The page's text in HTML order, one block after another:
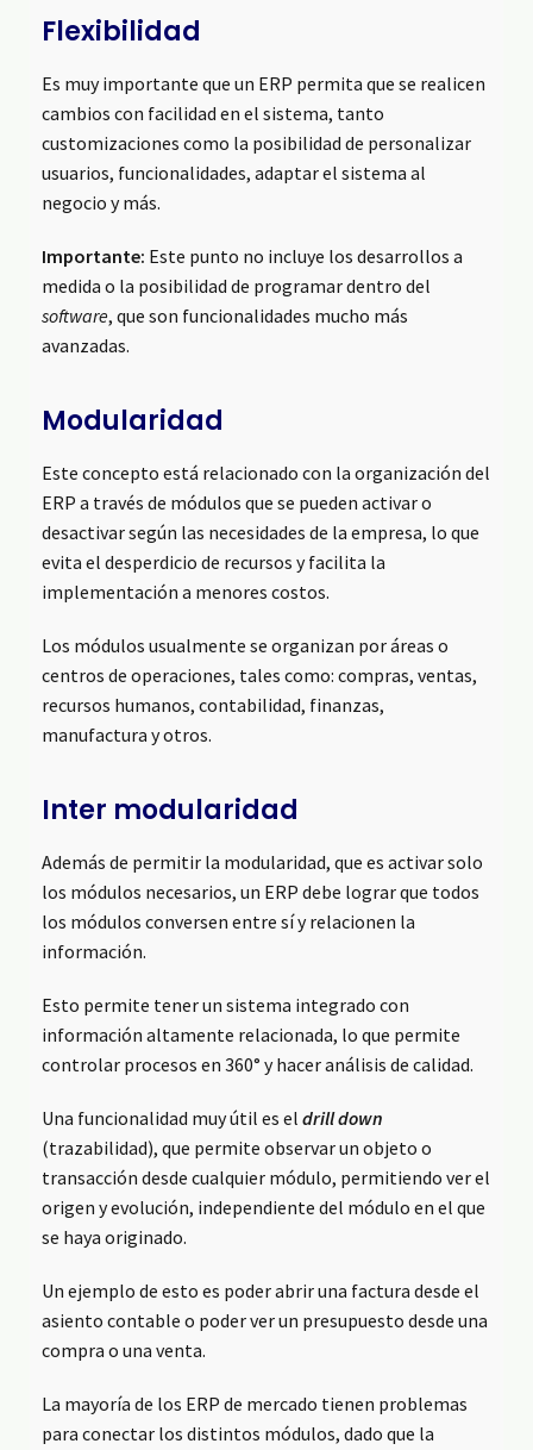
Flexibilidad
Es muy importante que un ERP permita que se realicen
cambios con facilidad en el sistema, tanto
customizaciones como la posibilidad de personalizar
usuarios, funcionalidades, adaptar el sistema al
negocio y más.
Importante: Este punto no incluye los desarrollos a
medida o la posibilidad de programar dentro del
software, que son funcionalidades mucho más
avanzadas.
Modularidad
Este concepto está relacionado con la organización del
ERP a través de módulos que se pueden activar o
desactivar según las necesidades de la empresa, lo que
evita el desperdicio de recursos y facilita la
implementación a menores costos.
Los módulos usualmente se organizan por áreas o
centros de operaciones, tales como: compras, ventas,
recursos humanos, contabilidad, finanzas,
manufactura y otros.
Inter modularidad
Además de permitir la modularidad, que es activar solo
los módulos necesarios, un ERP debe lograr que todos
los módulos conversen entre sí y relacionen la
información.
Esto permite tener un sistema integrado con
información altamente relacionada, lo que permite
controlar procesos en 360° y hacer análisis de calidad.
Una funcionalidad muy útil es el drill down
(trazabilidad), que permite observar un objeto o
transacción desde cualquier módulo, permitiendo ver el
origen y evolución, independiente del módulo en el que
se haya originado.
Un ejemplo de esto es poder abrir una factura desde el
asiento contable o poder ver un presupuesto desde una
compra o una venta.
La mayoría de los ERP de mercado tienen problemas
para conectar los distintos módulos, dado que la